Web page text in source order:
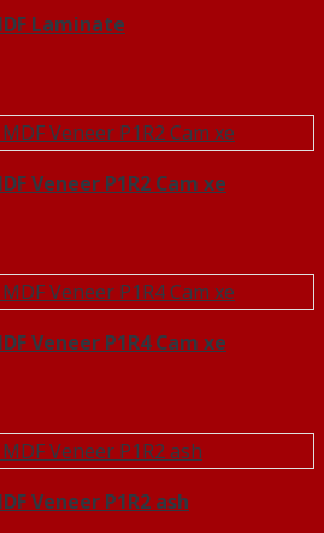
Laminate
Veneer P1R2 Cam xe
Veneer P1R4 Cam xe
Veneer P1R2 ash